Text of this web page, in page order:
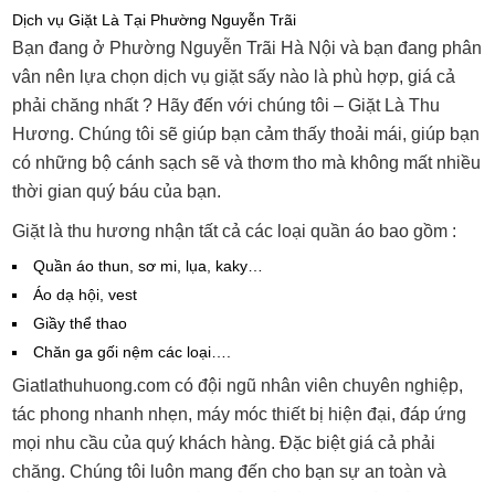
Dịch vụ Giặt Là Tại Phường Nguyễn Trãi
Bạn đang ở Phường Nguyễn Trãi Hà Nội và bạn đang phân
vân nên lựa chọn dịch vụ giặt sấy nào là phù hợp, giá cả
phải chăng nhất ? Hãy đến với chúng tôi – Giặt Là Thu
Hương. Chúng tôi sẽ giúp bạn cảm thấy thoải mái, giúp bạn
có những bộ cánh sạch sẽ và thơm tho mà không mất nhiều
thời gian quý báu của bạn.
Giặt là thu hương nhận tất cả các loại quần áo bao gồm :
Quần áo thun, sơ mi, lụa, kaky…
Áo dạ hội, vest
Giầy thể thao
Chăn ga gối nệm các loại….
Giatlathuhuong.com có đội ngũ nhân viên chuyên nghiệp,
tác phong nhanh nhẹn, máy móc thiết bị hiện đại, đáp ứng
mọi nhu cầu của quý khách hàng. Đặc biệt giá cả phải
chăng. Chúng tôi luôn mang đến cho bạn sự an toàn và